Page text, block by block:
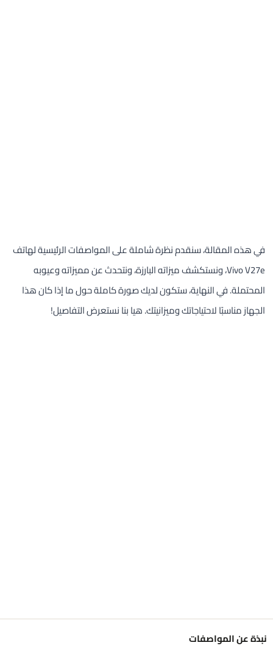
في هذه المقالة، سنقدم نظرة شاملة على المواصفات الرئيسية لهاتف
Vivo V27e، ونستكشف ميزاته البارزة، ونتحدث عن مميزاته وعيوبه
المحتملة. في النهاية، ستكون لديك صورة كاملة حول ما إذا كان هذا
الجهاز مناسبًا لاحتياجاتك وميزانيتك. هيا بنا نستعرض التفاصيل!
نبذة عن المواصفات